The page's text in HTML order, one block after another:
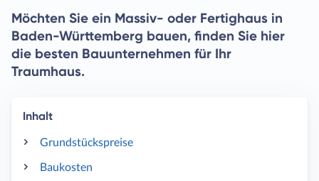
Möchten Sie ein Massiv- oder Fertighaus in
Baden-Württemberg bauen, finden Sie hier
die besten Bauunternehmen für Ihr
Traumhaus.
Inhalt
Grundstückspreise
Baukosten